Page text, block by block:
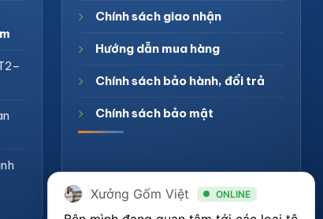
Chính sách giao nhận
Hướng dẫn mua hàng
Chính sách bảo hành, đổi trả
Chính sách bảo mật
Xưởng Gốm Việt ONLINE